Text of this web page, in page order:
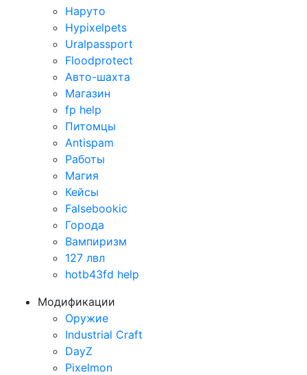
Наруто
Hypixelpets
Uralpassport
Floodprotect
Авто-шахта
Магазин
fp help
Питомцы
Antispam
Работы
Магия
Кейсы
Falsebookic
Города
Вампиризм
127 лвл
hotb43fd help
Модификации
Оружие
Industrial Craft
DayZ
Pixelmon